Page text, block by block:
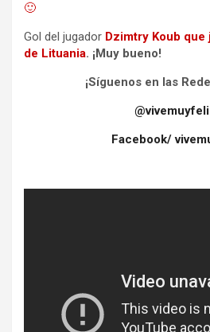
🙂
Gol del jugador Dzimtry Koub que
de Lituania. ¡Muy bueno!
¡Síguenos en las
Facebook/